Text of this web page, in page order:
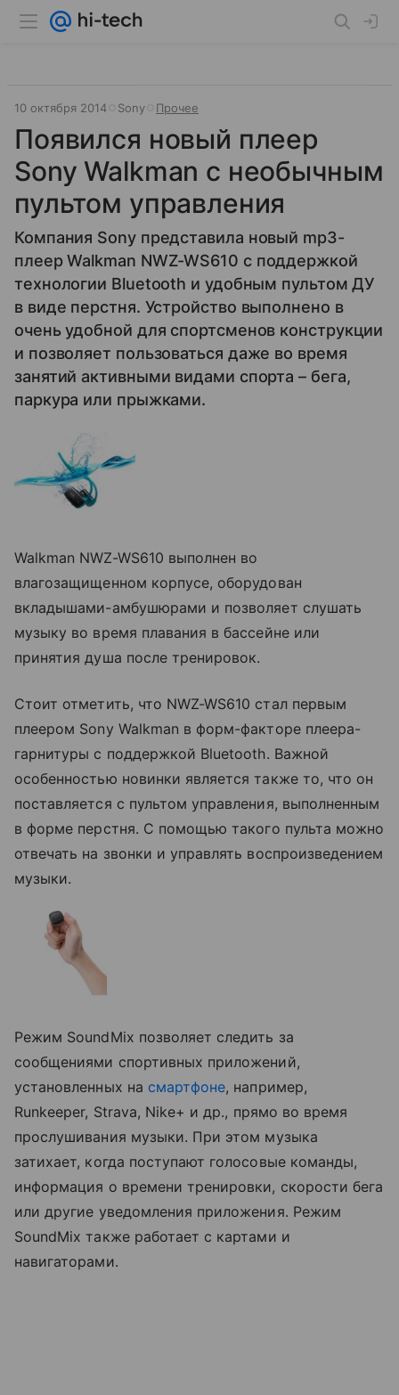
10 октября 2014 Sony Прочее
Появился новый плеер
Sony Walkman с необычным
пультом управления
Компания Sony представила новый mp3-
плеер Walkman NWZ-WS610 с поддержкой
технологии Bluetooth и удобным пультом ДУ
в виде перстня. Устройство выполнено в
очень удобной для спортсменов конструкции
и позволяет пользоваться даже во время
занятий активными видами спорта – бега,
паркура или прыжками.
Walkman NWZ-WS610 выполнен во
влагозащищенном корпусе, оборудован
вкладышами-амбушюрами и позволяет слушать
музыку во время плавания в бассейне или
принятия душа после тренировок.
Стоит отметить, что NWZ-WS610 стал первым
плеером Sony Walkman в форм-факторе плеера-
гарнитуры с поддержкой Bluetooth. Важной
особенностью новинки является также то, что он
поставляется с пультом управления, выполненным
в форме перстня. С помощью такого пульта можно
отвечать на звонки и управлять воспроизведением
музыки.
Режим SoundMix позволяет следить за
сообщениями спортивных приложений,
установленных на смартфоне, например,
Runkeeper, Strava, Nike+ и др., прямо во время
прослушивания музыки. При этом музыка
затихает, когда поступают голосовые команды,
информация о времени тренировки, скорости бега
или другие уведомления приложения. Режим
SoundMix также работает с картами и
навигаторами.